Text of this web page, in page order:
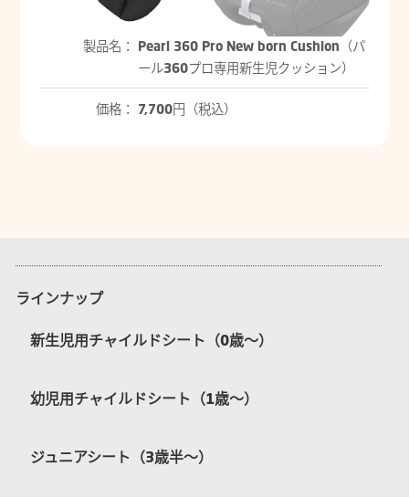
製品名： Pearl 360 Pro New born Cushion（パ
ール360プロ専用新生児クッション）
価格： 7,700円（税込）
ラインナップ
新生児用チャイルドシート（0歳〜）
幼児用チャイルドシート（1歳〜）
ジュニアシート（3歳半〜）